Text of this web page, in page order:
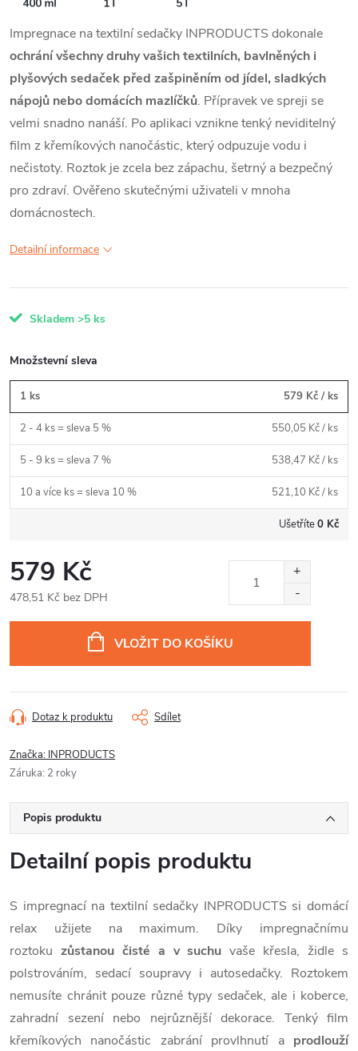
Impregnace na textilní sedačky INPRODUCTS dokonale
ochrání všechny druhy vašich textilních, bavlněných i
plyšových sedaček před zašpiněním od jídel, sladkých
nápojů nebo domácích mazlíčků. Přípravek ve spreji se
velmi snadno nanáší. Po aplikaci vznikne tenký neviditelný
film z křemíkových nanočástic, který odpuzuje vodu i
nečistoty. Roztok je zcela bez zápachu, šetrný a bezpečný
pro zdraví. Ověřeno skutečnými uživateli v mnoha
domácnostech.
Detailní informace
Skladem >5 ks
Množstevní sleva
1 ks 579 Kč / ks
2 - 4 ks = sleva 5 % 550,05 Kč/ ks
5 - 9 ks = sleva 7 % 538,47 Kč/ ks
10 a více ks = sleva 10 % 521,10 Kč/ ks
Ušetříte0 Kč
579 Kč
478,51 Kč bez DPH
VLOŽIT DO KOŠÍKU
Dotaz k produktu Sdílet
Značka: INPRODUCTS
Záruka: 2 roky
Popis produktu
Detailní popis produktu
S impregnací na textilní sedačky INPRODUCTS si domácí
relax užijete na maximum. Díky impregnačnímu
roztoku zůstanou čisté a v suchu vaše křesla, židle s
polstrováním, sedací soupravy i autosedačky. Roztokem
nemusíte chránit pouze různé typy sedaček, ale i koberce,
zahradní sezení nebo nejrůznější dekorace. Tenký film
křemíkových nanočástic zabrání provlhnutí a prodlouží